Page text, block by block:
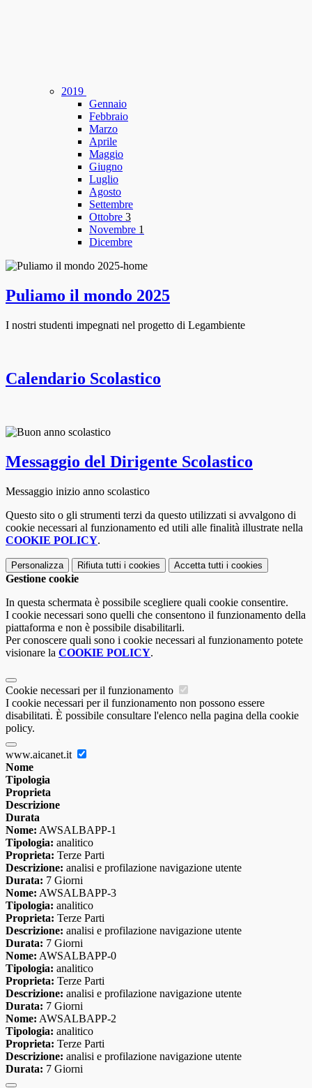
2019
Gennaio
Febbraio
Marzo
Aprile
Maggio
Giugno
Luglio
Agosto
Settembre
Ottobre 3
Novembre 1
Dicembre
Puliamo il mondo 2025
I nostri studenti impegnati nel progetto di Legambiente
Calendario Scolastico
Messaggio del Dirigente Scolastico
Messaggio inizio anno scolastico
Questo sito o gli strumenti terzi da questo utilizzati si avvalgono di
cookie necessari al funzionamento ed utili alle finalità illustrate nella
COOKIE POLICY.
Personalizza Rifiuta tutti i cookies Accetta tutti i cookies
Gestione cookie
In questa schermata è possibile scegliere quali cookie consentire.
I cookie necessari sono quelli che consentono il funzionamento della
piattaforma e non è possibile disabilitarli.
Per conoscere quali sono i cookie necessari al funzionamento potete
visionare la COOKIE POLICY.
Cookie necessari per il funzionamento
I cookie necessari per il funzionamento non possono essere
disabilitati. È possibile consultare l'elenco nella pagina della cookie
policy.
www.aicanet.it
Nome
Tipologia
Proprieta
Descrizione
Durata
Nome: AWSALBAPP-1
Tipologia: analitico
Proprieta: Terze Parti
Descrizione: analisi e profilazione navigazione utente
Durata: 7 Giorni
Nome: AWSALBAPP-3
Tipologia: analitico
Proprieta: Terze Parti
Descrizione: analisi e profilazione navigazione utente
Durata: 7 Giorni
Nome: AWSALBAPP-0
Tipologia: analitico
Proprieta: Terze Parti
Descrizione: analisi e profilazione navigazione utente
Durata: 7 Giorni
Nome: AWSALBAPP-2
Tipologia: analitico
Proprieta: Terze Parti
Descrizione: analisi e profilazione navigazione utente
Durata: 7 Giorni